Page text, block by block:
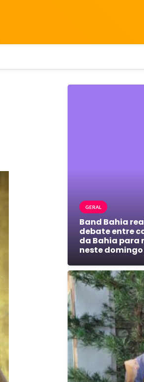
GERAL
Band Bahia
debate entre
da Bahia para
neste